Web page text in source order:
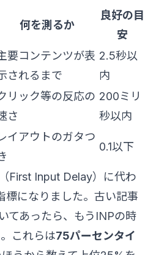
何を測るか
良好の目
安
要コンテンツが表
されるまで
2.5秒以
内
リック等の反応の
さ
200ミリ
秒以内
イアウトのガタつ
0.1以下
First Input Delay）に代わ
標になりました。古い記事
てあったら、もうINPの時
これらは75パーセンタイ